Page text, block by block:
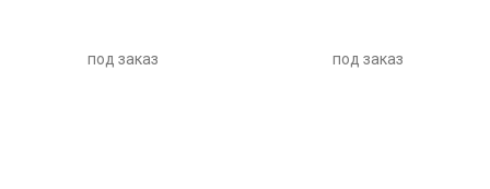
под заказ под заказ